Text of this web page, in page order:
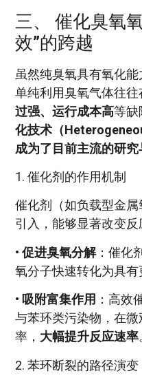
三、 催化臭氧
效”的跨越
虽然纯臭氧具有氧化
单纯利用臭氧气体往往
过强、运行成本高等缺
化技术（
成为了目前主流的研究
1. 催化剂的作用机制
催化剂（如负载型金
引入，能够显著改变反
• 促进臭氧分解：催化
氧分子快速转化为具有
• 吸附富集作用 ：高效
与苯环类污染物，在
率， 大幅提升反应速率
2. 苯环断裂的路径演变